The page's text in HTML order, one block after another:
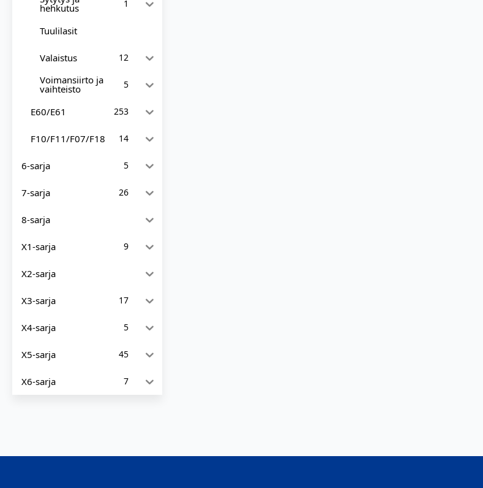
hehkutus 1
Tuulilasit
Valaistus 12
Voimansiirto ja
vaihteisto 5
E60/E61 253
F10/F11/F07/F18 14
6-sarja 5
7-sarja 26
8-sarja
X1-sarja 9
X2-sarja
X3-sarja 17
X4-sarja 5
X5-sarja 45
X6-sarja 7